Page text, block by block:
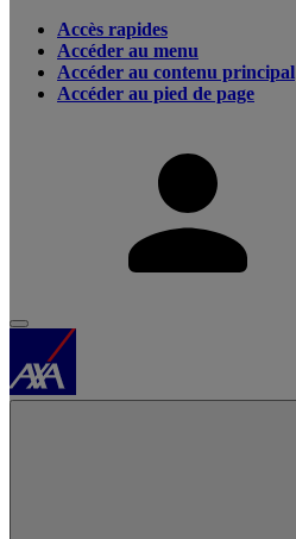
Accès rapides
Accéder au menu
Accéder au contenu principal
Accéder au pied de page